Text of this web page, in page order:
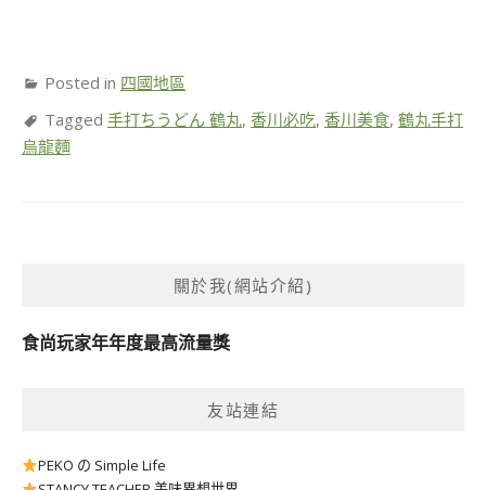
Posted in 四國地區
Tagged 手打ちうどん 鶴丸, 香川必吃, 香川美食, 鶴丸手打
烏龍麵
關於我(網站介紹)
食尚玩家年年度最高流量獎
友站連結
PEKO の Simple Life